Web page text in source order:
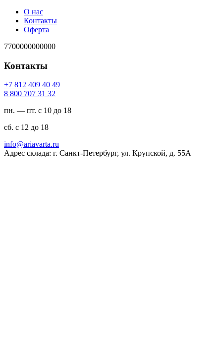
О нас
Контакты
Оферта
7700000000000
Контакты
94 04 904 218 7+
23 13 707 008 8
пн. — пт. с 10 до 18
сб. с 12 до 18
ur.atravaira@ofni
Адрес склада: г. Санкт-Петербург, ул. Крупской, д. 55А